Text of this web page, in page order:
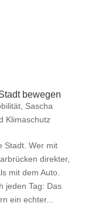
bewegen
, Sascha
Klimaschutz
Stadt. Wer mit
direkter,
mit dem Auto.
jeden Tag: Das
ein echter...